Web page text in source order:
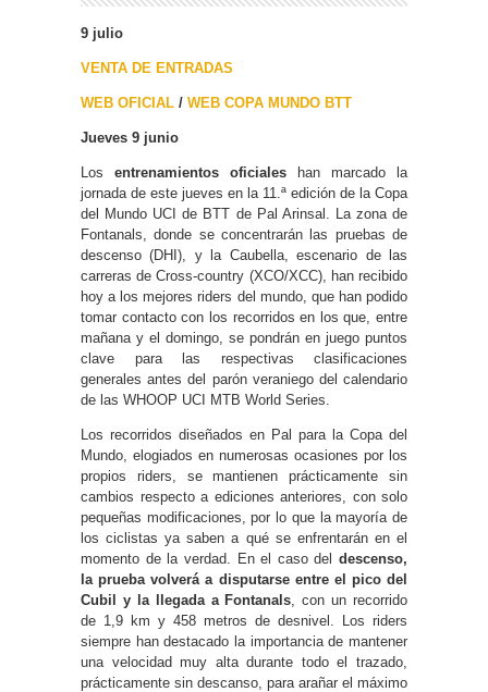
9 julio
VENTA DE ENTRADAS
WEB OFICIAL / WEB COPA MUNDO BTT
Jueves 9 junio
Los entrenamientos oficiales han marcado la
jornada de este jueves en la 11.ª edición de la Copa
del Mundo UCI de BTT de Pal Arinsal. La zona de
Fontanals, donde se concentrarán las pruebas de
descenso (DHI), y la Caubella, escenario de las
carreras de Cross-country (XCO/XCC), han recibido
hoy a los mejores riders del mundo, que han podido
tomar contacto con los recorridos en los que, entre
mañana y el domingo, se pondrán en juego puntos
clave para las respectivas clasificaciones
generales antes del parón veraniego del calendario
de las WHOOP UCI MTB World Series.
Los recorridos diseñados en Pal para la Copa del
Mundo, elogiados en numerosas ocasiones por los
propios riders, se mantienen prácticamente sin
cambios respecto a ediciones anteriores, con solo
pequeñas modificaciones, por lo que la mayoría de
los ciclistas ya saben a qué se enfrentarán en el
momento de la verdad. En el caso del descenso,
la prueba volverá a disputarse entre el pico del
Cubil y la llegada a Fontanals , con un recorrido
de 1,9 km y 458 metros de desnivel. Los riders
siempre han destacado la importancia de mantener
una velocidad muy alta durante todo el trazado,
prácticamente sin descanso, para arañar el máximo